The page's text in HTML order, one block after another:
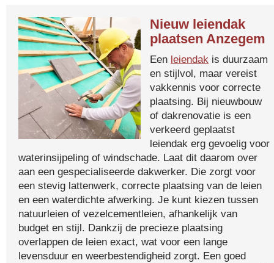
Nieuw leiendak
plaatsen Anzegem
Een leiendak is duurzaam
en stijlvol, maar vereist
vakkennis voor correcte
plaatsing. Bij nieuwbouw
of dakrenovatie is een
verkeerd geplaatst
leiendak erg gevoelig voor
waterinsijpeling of windschade. Laat dit daarom over
aan een gespecialiseerde dakwerker. Die zorgt voor
een stevig lattenwerk, correcte plaatsing van de leien
en een waterdichte afwerking. Je kunt kiezen tussen
natuurleien of vezelcementleien, afhankelijk van
budget en stijl. Dankzij de precieze plaatsing
overlappen de leien exact, wat voor een lange
levensduur en weerbestendigheid zorgt. Een goed